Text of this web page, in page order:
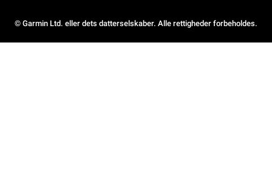
© Garmin Ltd. eller dets datterselskaber. Alle rettigheder forbeholdes.